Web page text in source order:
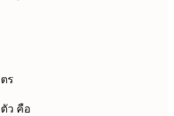
ร
ว คือ